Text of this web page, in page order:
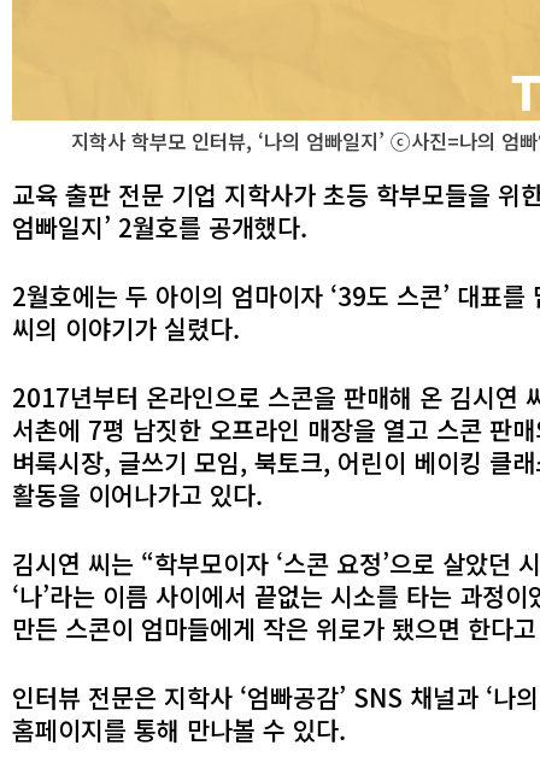
지학사 학부모 인터뷰, ‘나의 엄빠일지’ ⓒ사진=나의 엄
교육 출판 전문 기업 지학사가 초등 학부모들을 위
엄빠일지’ 2월호를 공개했다.
2월호에는 두 아이의 엄마이자 ‘39도 스콘’ 대표를
씨의 이야기가 실렸다.
2017년부터 온라인으로 스콘을 판매해 온 김시연
서촌에 7평 남짓한 오프라인 매장을 열고 스콘 판
벼룩시장, 글쓰기 모임, 북토크, 어린이 베이킹 클
활동을 이어나가고 있다.
김시연 씨는 “학부모이자 ‘스콘 요정’으로 살았던
‘나’라는 이름 사이에서 끝없는 시소를 타는 과정
만든 스콘이 엄마들에게 작은 위로가 됐으면 한다
인터뷰 전문은 지학사 ‘엄빠공감’ SNS 채널과 ‘나
홈페이지를 통해 만나볼 수 있다.